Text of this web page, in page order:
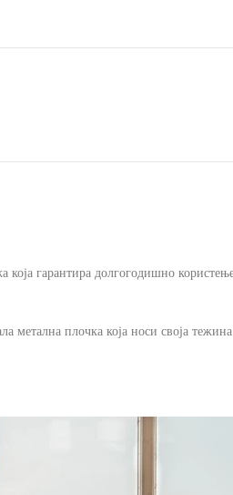
која гарантира долгогодишно
метална плочка која носи своја